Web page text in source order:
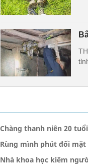
Chàng thanh niên 20
Rùng mình phút đối
Nhà khoa học kiêm